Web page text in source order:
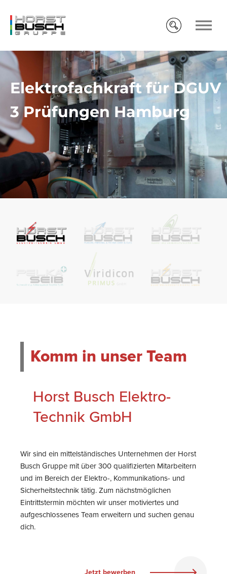
Elektrofachkraft für DGUV
3 Prüfungen Hamburg
Komm in unser Team
Horst Busch Elektro-
Technik GmbH
Wir sind ein mittelständisches Unternehmen der Horst
Busch Gruppe mit über 300 qualifizierten Mitarbeitern
und im Bereich der Elektro-, Kommunikations- und
Sicherheitstechnik tätig. Zum nächstmöglichen
Eintrittstermin möchten wir unser motiviertes und
aufgeschlossenes Team erweitern und suchen genau
dich.
Jetzt bewerben